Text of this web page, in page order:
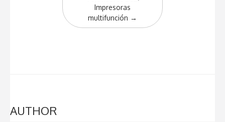
Impresoras
multifunción →
AUTHOR